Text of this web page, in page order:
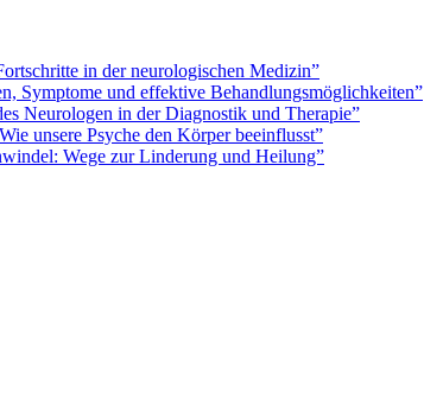
in der neurologischen Medizin”
Symptome und effektive Behandlungsmöglichkeiten”
Neurologen in der Diagnostik und Therapie”
unsere Psyche den Körper beeinflusst”
Wege zur Linderung und Heilung”